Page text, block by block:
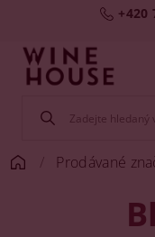
+420
Prodávané